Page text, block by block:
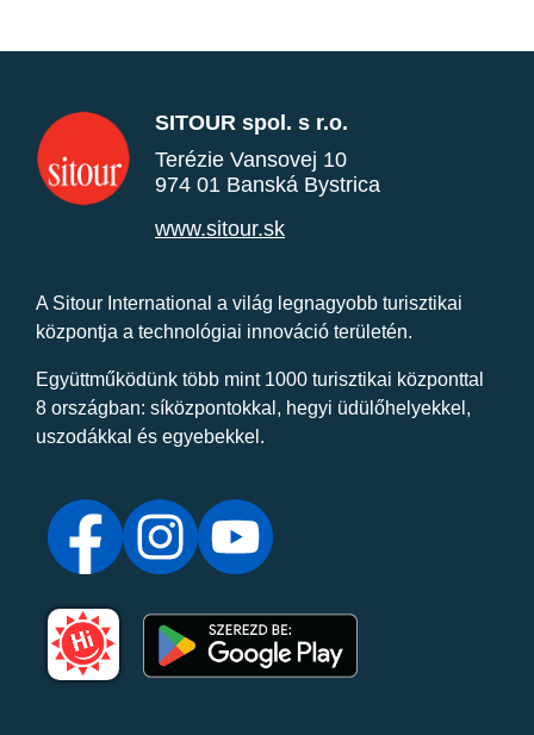
SITOUR spol. s r.o.
Terézie Vansovej 10
974 01 Banská Bystrica
www.sitour.sk
A Sitour International a világ legnagyobb turisztikai
központja a technológiai innováció területén.
Együttműködünk több mint 1000 turisztikai központtal
8 országban: síközpontokkal, hegyi üdülőhelyekkel,
uszodákkal és egyebekkel.